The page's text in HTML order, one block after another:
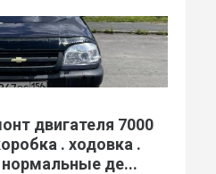
двигателя 7000
. ходовка .
де...